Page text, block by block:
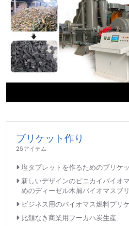
ブリケット作り
26アイテム
塩タブレットを作るためのブリケ
新しいデザインのピニカイバイオ
めのディーゼル木屑バイオマスブ
ビジネス用のバイオマス燃料ブリ
比類なき商業用フーカハ炭生産